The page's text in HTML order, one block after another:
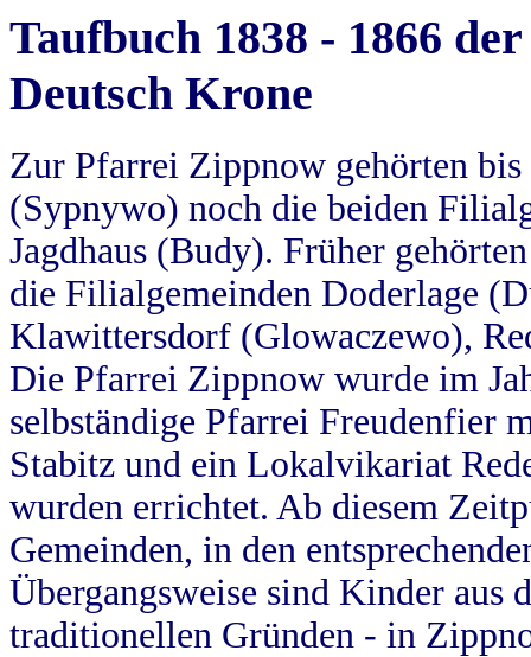
Taufbuch 1838 - 1866
Deutsch Krone
Zur Pfarrei Zippnow gehörten
(Sypnywo) noch die beiden
Jagdhaus (Budy). Früher
die Filialgemeinden Doderlage
Klawittersdorf (Glowaczewo),
Die Pfarrei Zippnow wurde im
selbständige Pfarrei Freudenfier
Stabitz und ein Lokalvikariat
wurden errichtet. Ab diesem
Gemeinden, in den
Übergangsweise sind Kinder aus
traditionellen Gründen - in